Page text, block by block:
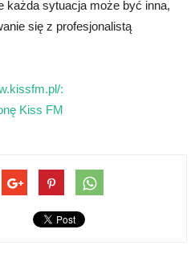
każda sytuacja może być inna,
się z profesjonalistą
:
Kiss FM